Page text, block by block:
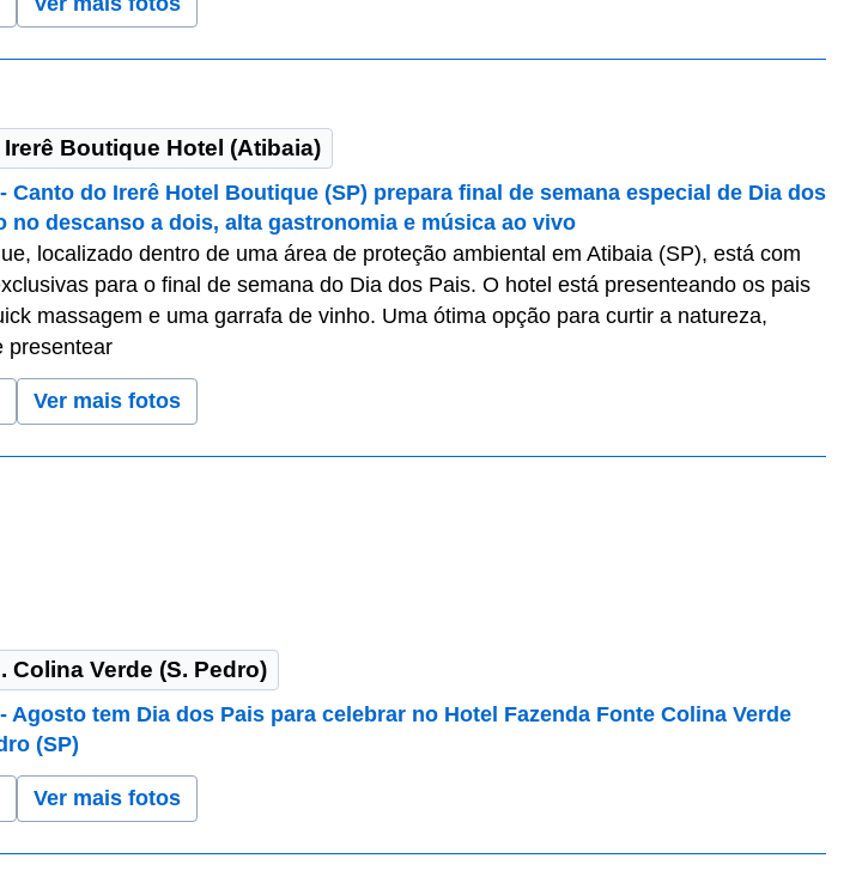
Boutique Hotel (Atibaia)
Canto do Irerê Hotel Boutique (SP) prepara final de semana especial de Dia dos
no descanso a dois, alta gastronomia e música ao vivo
localizado dentro de uma área de proteção ambiental em Atibaia (SP), está com
para o final de semana do Dia dos Pais. O hotel está presenteando os pais
massagem e uma garrafa de vinho. Uma ótima opção para curtir a natureza,
presentear
Ver mais fotos
Colina Verde (S. Pedro)
Agosto tem Dia dos Pais para celebrar no Hotel Fazenda Fonte Colina Verde
(SP)
Ver mais fotos